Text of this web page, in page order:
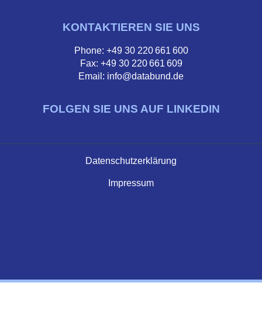
KONTAKTIEREN SIE UNS
Phone: +49 30 220 661 600
Fax: +49 30 220 661 609
Email: info@databund.de
FOLGEN SIE UNS AUF LINKEDIN
Datenschutzerklärung
Impressum